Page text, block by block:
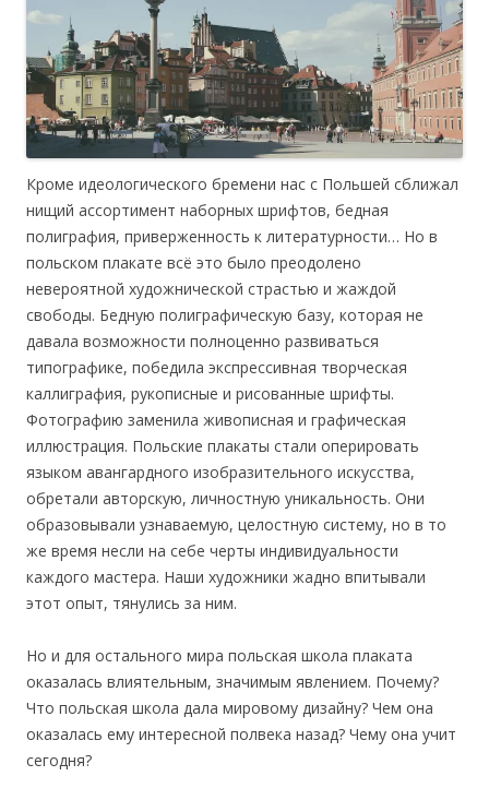
Кроме идеологического бремени нас с Польшей сближал
нищий ассортимент наборных шрифтов, бедная
полиграфия, приверженность к литературности… Но в
польском плакате всё это было преодолено
невероятной художнической страстью и жаждой
свободы. Бедную полиграфическую базу, которая не
давала возможности полноценно развиваться
типографике, победила экспрессивная творческая
каллиграфия, рукописные и рисованные шрифты.
Фотографию заменила живописная и графическая
иллюстрация. Польские плакаты стали оперировать
языком авангардного изобразительного искусства,
обретали авторскую, личностную уникальность. Они
образовывали узнаваемую, целостную систему, но в то
же время несли на себе черты индивидуальности
каждого мастера. Наши художники жадно впитывали
этот опыт, тянулись за ним.
Но и для остального мира польская школа плаката
оказалась влиятельным, значимым явлением. Почему?
Что польская школа дала мировому дизайну? Чем она
оказалась ему интересной полвека назад? Чему она учит
сегодня?